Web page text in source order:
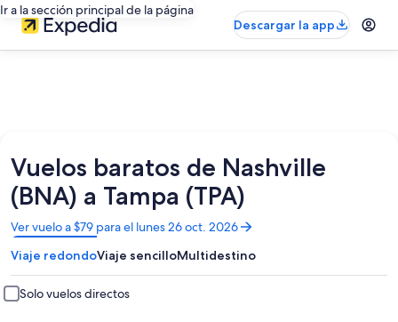
Ir a la sección principal de la página
Descargar la app
Vuelos baratos de Nashville
(BNA) a Tampa (TPA)
Ver vuelo a $79 para el lunes 26 oct. 2026
Se
abrirá
en
una
nueva
ventana
Viaje redondoViaje sencilloMultidestino
Solo vuelos directos